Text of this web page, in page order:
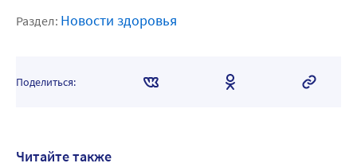
Раздел: Новости здоровья
Поделиться:
Читайте также